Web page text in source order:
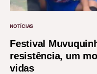
NOTÍCIAS
Festival
resistência, um
vidas